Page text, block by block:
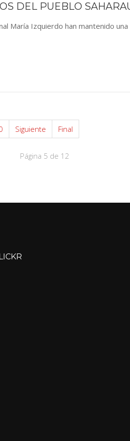
DEL PUEBLO
María Izquierdo han mantenido
Siguiente Final
Página 5 de 12